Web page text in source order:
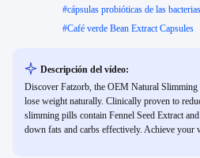
#cápsulas probióticas de las bacterias
#Café verde Bean Extract Capsules
Descripción del vídeo:
Discover Fatzorb, the OEM Natural Slimming
lose weight naturally. Clinically proven to
slimming pills contain Fennel Seed Extract
down fats and carbs effectively. Achieve your